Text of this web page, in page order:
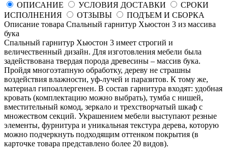
ОПИСАНИЕ
УСЛОВИЯ ДОСТАВКИ
СРОКИ
ИСПОЛНЕНИЯ
ОТЗЫВЫ
ПОДЪЕМ И СБОРКА
Описание товара Спальный гарнитур Хьюстон 3 из массива
бука
Спальный гарнитур Хьюстон 3 имеет строгий и
величественный дизайн. Для изготовления мебели была
задействована твердая порода древесины – массив бука.
Пройдя многоэтапную обработку, дереву не страшны
воздействия влажности, уф-лучей и паразитов. К тому же,
материал гипоаллергенен. В состав гарнитура входят: удобная
кровать (комплектацию можно выбрать), тумба с нишей,
вместительный комод, зеркало и трехстворчатый шкаф с
множеством секций. Украшением мебели выступают резные
элементы, фурнитура и уникальная текстура дерева, которую
можно подчеркнуть подходящим оттенком покрытия (в
карточке товара представлено более 20 видов).